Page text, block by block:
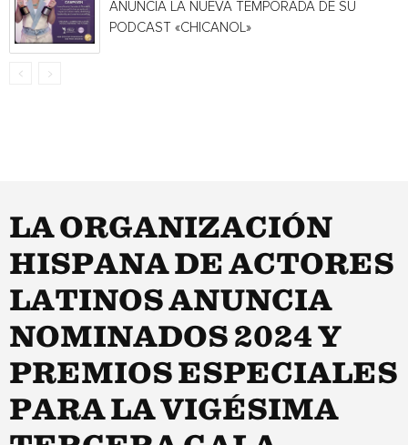
ANUNCIA LA NUEVA TEMPORADA DE SU
PODCAST «CHICANOL»
LA ORGANIZACIÓN
HISPANA DE ACTORES
LATINOS ANUNCIA
NOMINADOS 2024 Y
PREMIOS ESPECIALES
PARA LA VIGÉSIMA